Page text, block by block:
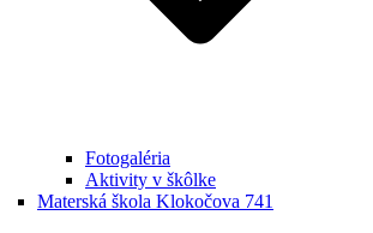
Fotogaléria
Aktivity v škôlke
Materská škola Klokočova 741